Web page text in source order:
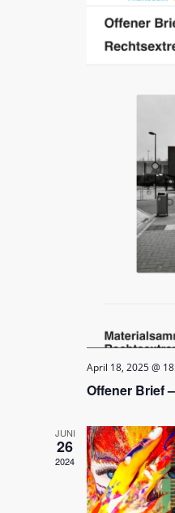
April 18, 2025 @
Offener Brief
JUNI
26
2024